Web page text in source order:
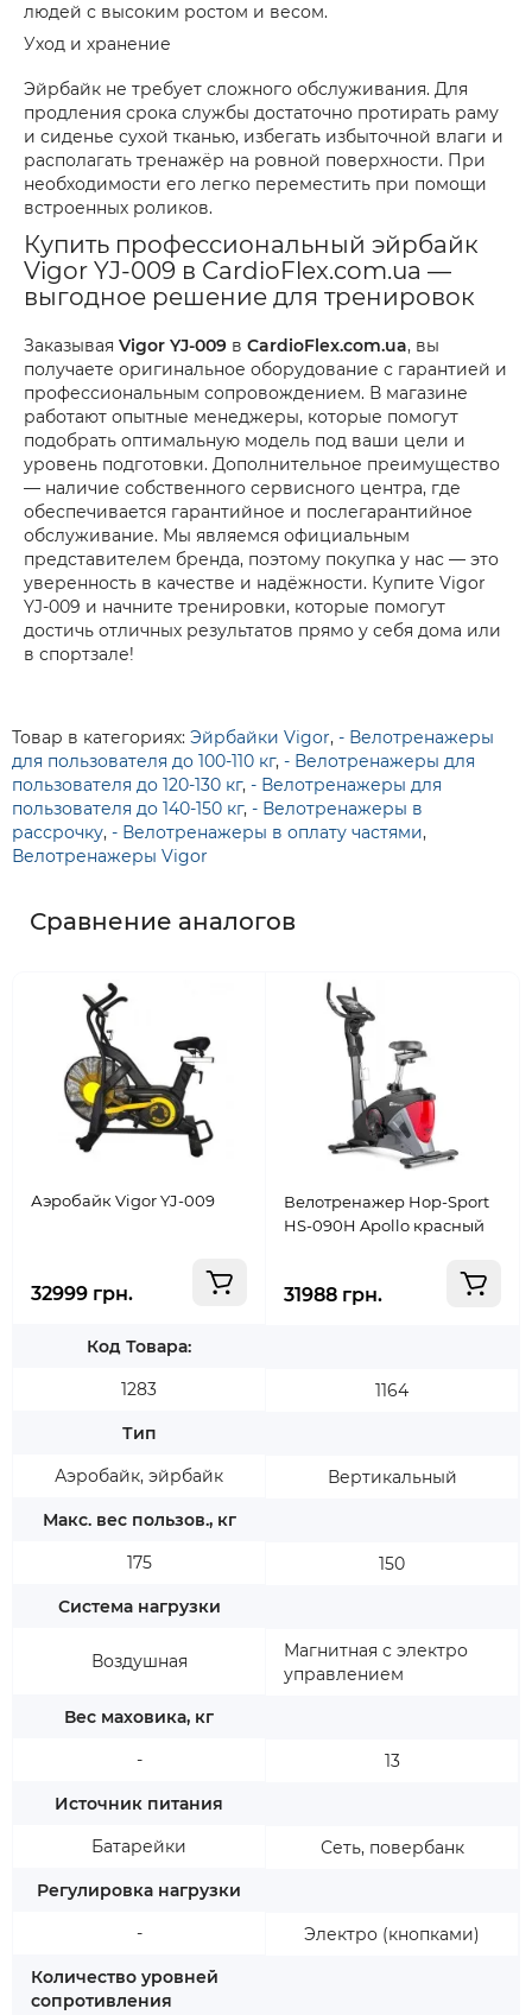
людей с высоким ростом и весом.
Уход и хранение
Эйрбайк не требует сложного обслуживания. Для
продления срока службы достаточно протирать раму
и сиденье сухой тканью, избегать избыточной влаги и
располагать тренажёр на ровной поверхности. При
необходимости его легко переместить при помощи
встроенных роликов.
Купить профессиональный эйрбайк
Vigor YJ-009 в CardioFlex.com.ua —
выгодное решение для тренировок
Заказывая Vigor YJ-009 в CardioFlex.com.ua, вы
получаете оригинальное оборудование с гарантией и
профессиональным сопровождением. В магазине
работают опытные менеджеры, которые помогут
подобрать оптимальную модель под ваши цели и
уровень подготовки. Дополнительное преимущество
— наличие собственного сервисного центра, где
обеспечивается гарантийное и послегарантийное
обслуживание. Мы являемся официальным
представителем бренда, поэтому покупка у нас — это
уверенность в качестве и надёжности. Купите Vigor
YJ-009 и начните тренировки, которые помогут
достичь отличных результатов прямо у себя дома или
в спортзале!
Товар в категориях: Эйрбайки Vigor, - Велотренажеры
для пользователя до 100-110 кг, - Велотренажеры для
пользователя до 120-130 кг, - Велотренажеры для
пользователя до 140-150 кг, - Велотренажеры в
рассрочку, - Велотренажеры в оплату частями,
Велотренажеры Vigor
Сравнение аналогов
Аэробайк Vigor YJ-009
32999 грн.
Код Товара:
1283
Тип
Аэробайк, эйрбайк
Макс. вес пользов., кг
175
Система нагрузки
Воздушная
Вес маховика, кг
-
Источник питания
Батарейки
Регулировка нагрузки
-
Количество уровней
сопротивления
Велотренажер Hop-Sport
HS-090H Apollo красный
31988 грн.
1164
Вертикальный
150
Магнитная с электро
управлением
13
Сеть, повербанк
Электро (кнопками)